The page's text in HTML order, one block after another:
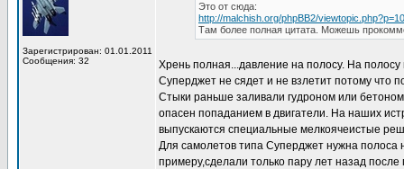
Зарегистрирован: 01.01.2011
Сообщения: 32
Это от сюда:
http://malchish.org/phpBB2/
Там более полная цитата. Можешь
Хрень полная...давление на полосу. На
Суперджет не сядет и не взлетит потому что
Стыки раньше заливали гудроном или
опасен попаданием в двигатели. На наших
выпускаются специальные мелкоячеистые
Для самолетов типа Суперджет нужна полоса
примеру,сделали только пару лет назад